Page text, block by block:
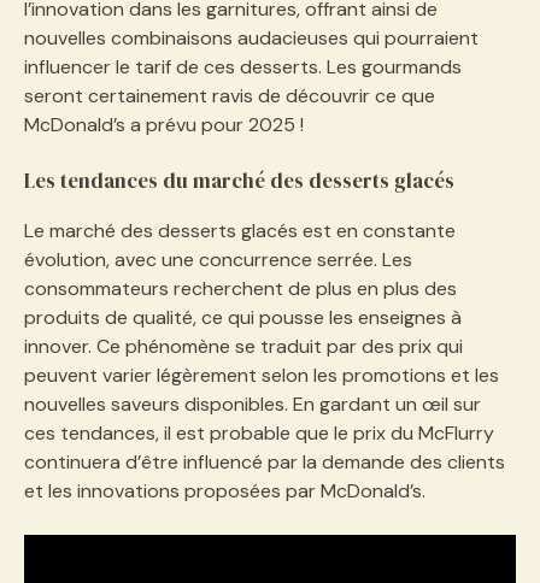
l’innovation dans les garnitures, offrant ainsi de
nouvelles combinaisons audacieuses qui pourraient
influencer le tarif de ces desserts. Les gourmands
seront certainement ravis de découvrir ce que
McDonald’s a prévu pour 2025 !
Les tendances du marché des desserts glacés
Le marché des desserts glacés est en constante
évolution, avec une concurrence serrée. Les
consommateurs recherchent de plus en plus des
produits de qualité, ce qui pousse les enseignes à
innover. Ce phénomène se traduit par des prix qui
peuvent varier légèrement selon les promotions et les
nouvelles saveurs disponibles. En gardant un œil sur
ces tendances, il est probable que le prix du McFlurry
continuera d’être influencé par la demande des clients
et les innovations proposées par McDonald’s.